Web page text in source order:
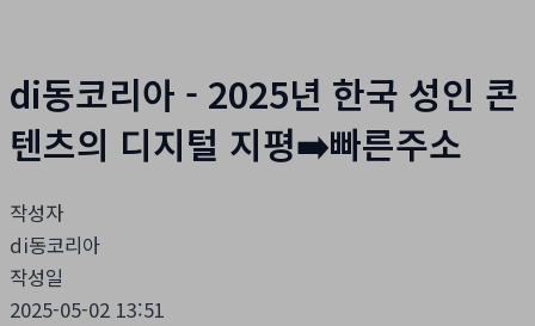
di동코리아 - 2025년 한국 성인 콘
텐츠의 디지털 지평➡️빠른주소
작성자
di동코리아
작성일
2025-05-02 13:51